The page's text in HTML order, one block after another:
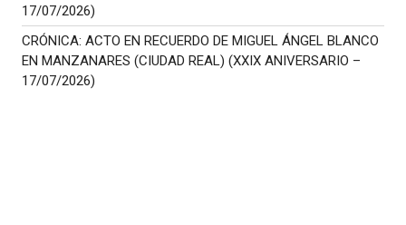
17/07/2026)
CRÓNICA: ACTO EN RECUERDO DE MIGUEL ÁNGEL BLANCO
EN MANZANARES (CIUDAD REAL) (XXIX ANIVERSARIO –
17/07/2026)